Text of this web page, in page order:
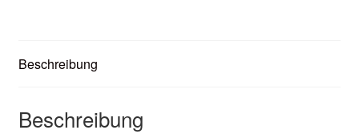
Beschreibung
Beschreibung